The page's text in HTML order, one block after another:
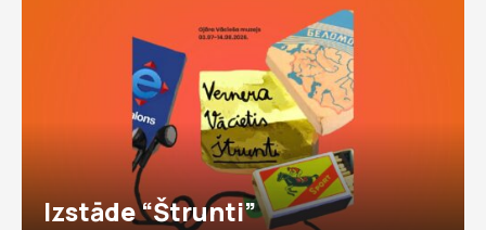
Izstāde “Štrunti”